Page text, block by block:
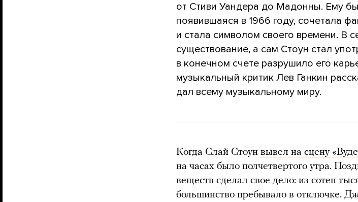
от Стиви Уандера до Мадонны. Ему
появившаяся в 1966 году, сочетала
и стала символом своего времени. В
существование, а сам Стоун стал
в конечном счете разрушило его
музыкальный критик Лев Ганкин
дал всему музыкальному миру.
Когда Слай Стоун вывел на сцену
на часах было полчетвертого утра.
веществ сделал свое дело: из сотен
большинство пребывало в отключке.